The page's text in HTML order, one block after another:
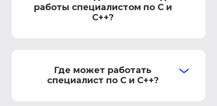
работы специалистом по C и
C++?
Где может работать
специалист по C и C++?